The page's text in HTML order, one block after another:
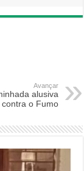
Avançar
alusiva
o Fumo